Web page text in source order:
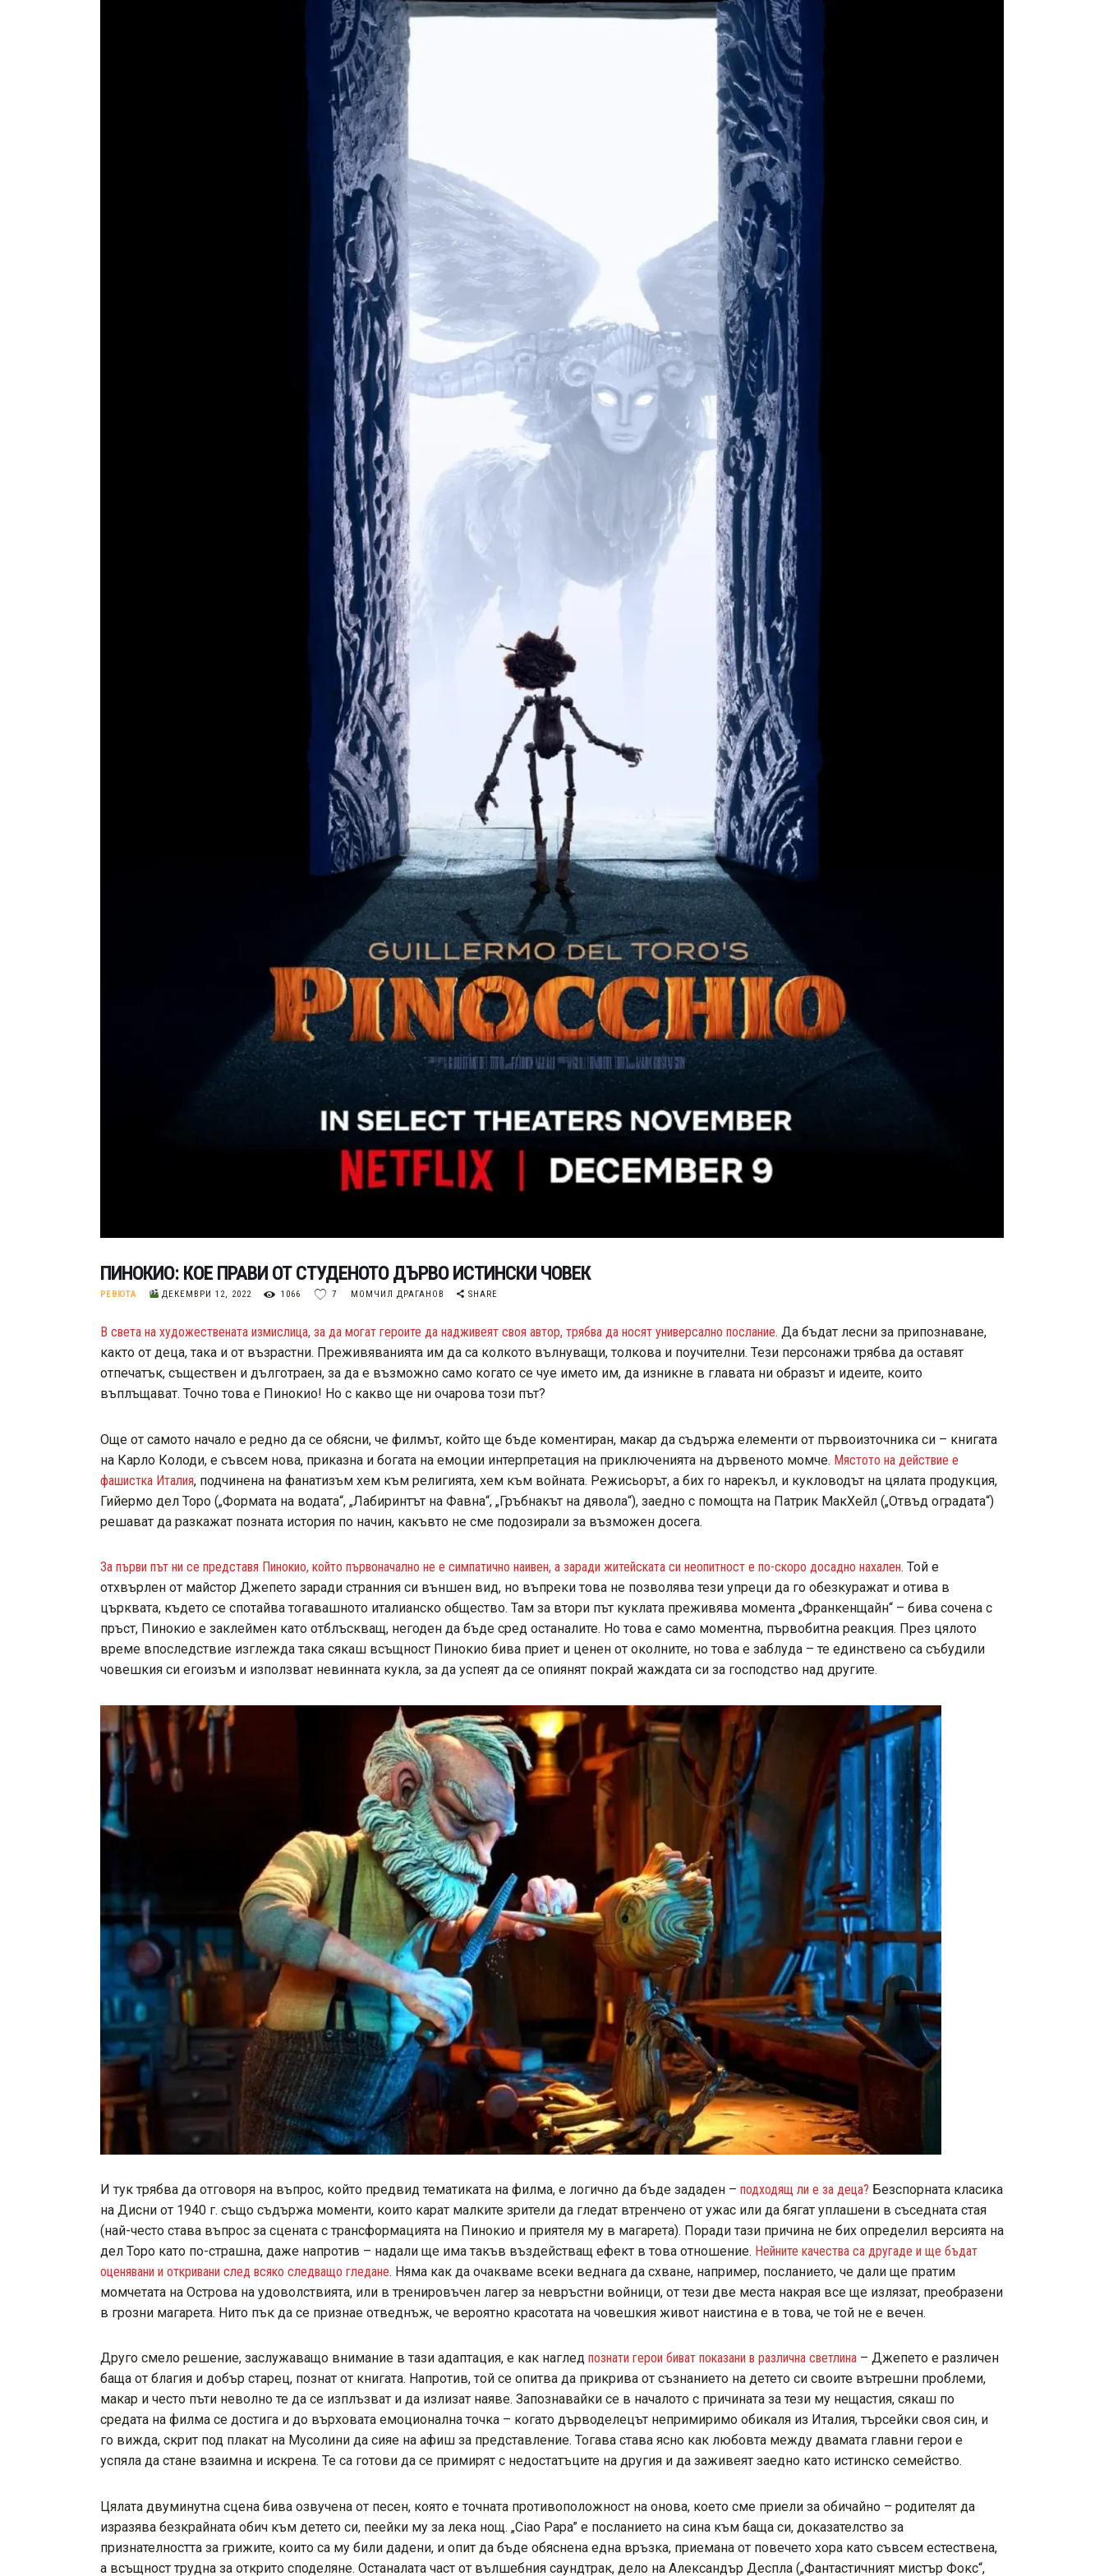
ПИНОКИО: КОЕ ПРАВИ ОТ СТУДЕНОТО ДЪРВО ИСТИНСКИ ЧОВЕК
РЕВЮТА ДЕКЕМВРИ 12, 2022 1066 7 МОМЧИЛ ДРАГАНОВ SHARE
В света на художествената измислица, за да могат героите да надживеят своя автор, трябва да носят универсално послание. Да бъдат лесни за припознаване,
както от деца, така и от възрастни. Преживяванията им да са колкото вълнуващи, толкова и поучителни. Тези персонажи трябва да оставят
отпечатък, съществен и дълготраен, за да е възможно само когато се чуе името им, да изникне в главата ни образът и идеите, които
въплъщават. Точно това е Пинокио! Но с какво ще ни очарова този път?
Още от самото начало е редно да се обясни, че филмът, който ще бъде коментиран, макар да съдържа елементи от първоизточника си – книгата
на Карло Колоди, е съвсем нова, приказна и богата на емоции интерпретация на приключенията на дървеното момче. Мястото на действие е
фашистка Италия, подчинена на фанатизъм хем към религията, хем към войната. Режисьорът, а бих го нарекъл, и кукловодът на цялата продукция,
Гийермо дел Торо („Формата на водата“, „Лабиринтът на Фавна“, „Гръбнакът на дявола“), заедно с помощта на Патрик МакХейл („Отвъд оградата“)
решават да разкажат позната история по начин, какъвто не сме подозирали за възможен досега.
За първи път ни се представя Пинокио, който първоначално не е симпатично наивен, а заради житейската си неопитност е по-скоро досадно нахален. Той е
отхвърлен от майстор Джепето заради странния си външен вид, но въпреки това не позволява тези упреци да го обезкуражат и отива в
църквата, където се спотайва тогавашното италианско общество. Там за втори път куклата преживява момента „Франкенщайн“ – бива сочена с
пръст, Пинокио е заклеймен като отблъскващ, негоден да бъде сред останалите. Но това е само моментна, първобитна реакция. През цялото
време впоследствие изглежда така сякаш всъщност Пинокио бива приет и ценен от околните, но това е заблуда – те единствено са събудили
човешкия си егоизъм и използват невинната кукла, за да успеят да се опиянят покрай жаждата си за господство над другите.
И тук трябва да отговоря на въпрос, който предвид тематиката на филма, е логично да бъде зададен – подходящ ли е за деца? Безспорната класика
на Дисни от 1940 г. също съдържа моменти, които карат малките зрители да гледат втренчено от ужас или да бягат уплашени в съседната стая
(най-често става въпрос за сцената с трансформацията на Пинокио и приятеля му в магарета). Поради тази причина не бих определил версията на
дел Торо като по-страшна, даже напротив – надали ще има такъв въздействащ ефект в това отношение. Нейните качества са другаде и ще бъдат
оценявани и откривани след всяко следващо гледане. Няма как да очакваме всеки веднага да схване, например, посланието, че дали ще пратим
момчетата на Острова на удоволствията, или в тренировъчен лагер за невръстни войници, от тези две места накрая все ще излязат, преобразени
в грозни магарета. Нито пък да се признае отведнъж, че вероятно красотата на човешкия живот наистина е в това, че той не е вечен.
Друго смело решение, заслужаващо внимание в тази адаптация, е как наглед познати герои биват показани в различна светлина – Джепето е различен
баща от благия и добър старец, познат от книгата. Напротив, той се опитва да прикрива от съзнанието на детето си своите вътрешни проблеми,
макар и често пъти неволно те да се изплъзват и да излизат наяве. Запознавайки се в началото с причината за тези му нещастия, сякаш по
средата на филма се достига и до върховата емоционална точка – когато дърводелецът непримиримо обикаля из Италия, търсейки своя син, и
го вижда, скрит под плакат на Мусолини да сияе на афиш за представление. Тогава става ясно как любовта между двамата главни герои е
успяла да стане взаимна и искрена. Те са готови да се примирят с недостатъците на другия и да заживеят заедно като истинско семейство.
Цялата двуминутна сцена бива озвучена от песен, която е точната противоположност на онова, което сме приели за обичайно – родителят да
изразява безкрайната обич към детето си, пеейки му за лека нощ. „Ciao Papa” е посланието на сина към баща си, доказателство за
признателността за грижите, които са му били дадени, и опит да бъде обяснена една връзка, приемана от повечето хора като съвсем естествена,
а всъщност трудна за открито споделяне. Останалата част от вълшебния саундтрак, дело на Александър Деспла („Фантастичният мистър Фокс“,